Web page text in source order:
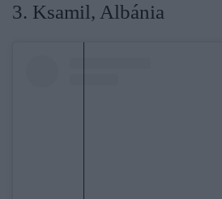
3. Ksamil, Albánia